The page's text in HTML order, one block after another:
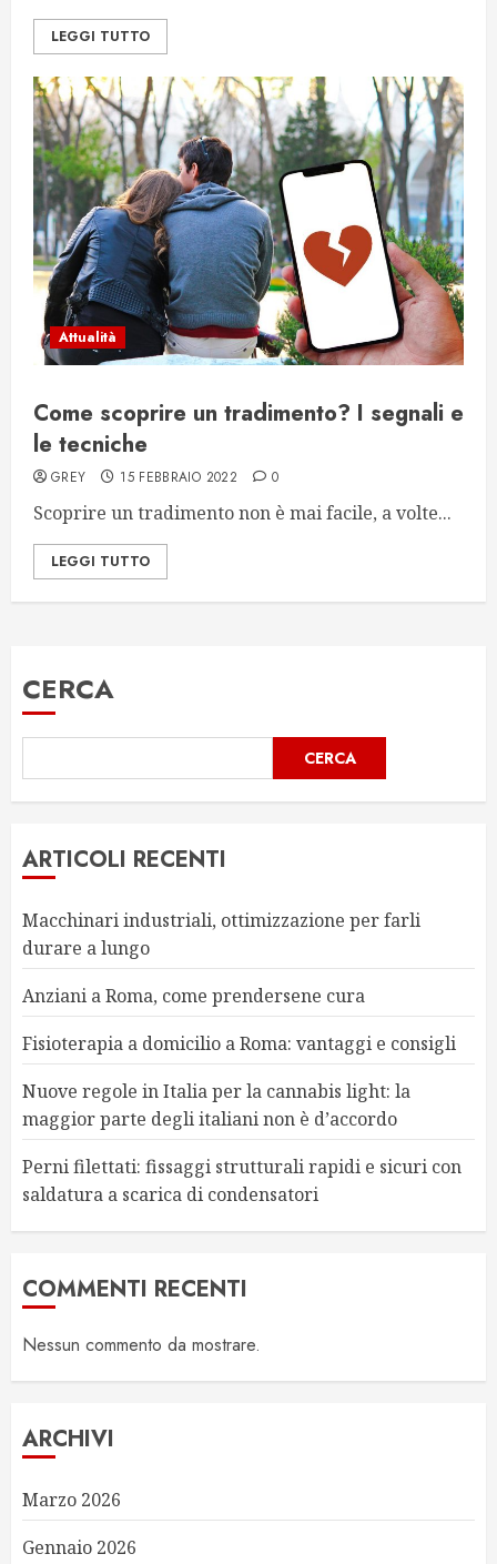
LEGGI TUTTO
Attualità
Come scoprire un tradimento? I segnali e
le tecniche
GREY 15 FEBBRAIO 2022 0
Scoprire un tradimento non è mai facile, a volte...
LEGGI TUTTO
CERCA
CERCA
ARTICOLI RECENTI
Macchinari industriali, ottimizzazione per farli
durare a lungo
Anziani a Roma, come prendersene cura
Fisioterapia a domicilio a Roma: vantaggi e consigli
Nuove regole in Italia per la cannabis light: la
maggior parte degli italiani non è d’accordo
Perni filettati: fissaggi strutturali rapidi e sicuri con
saldatura a scarica di condensatori
COMMENTI RECENTI
Nessun commento da mostrare.
ARCHIVI
Marzo 2026
Gennaio 2026